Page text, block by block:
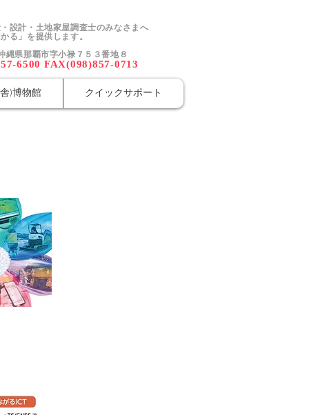
設計・土地家屋調査士のみなさまへ
る」を提供します。
縄県那覇市字小禄７５３番地８
6500 FAX(098)857-0713
)博物館 クイックサポート